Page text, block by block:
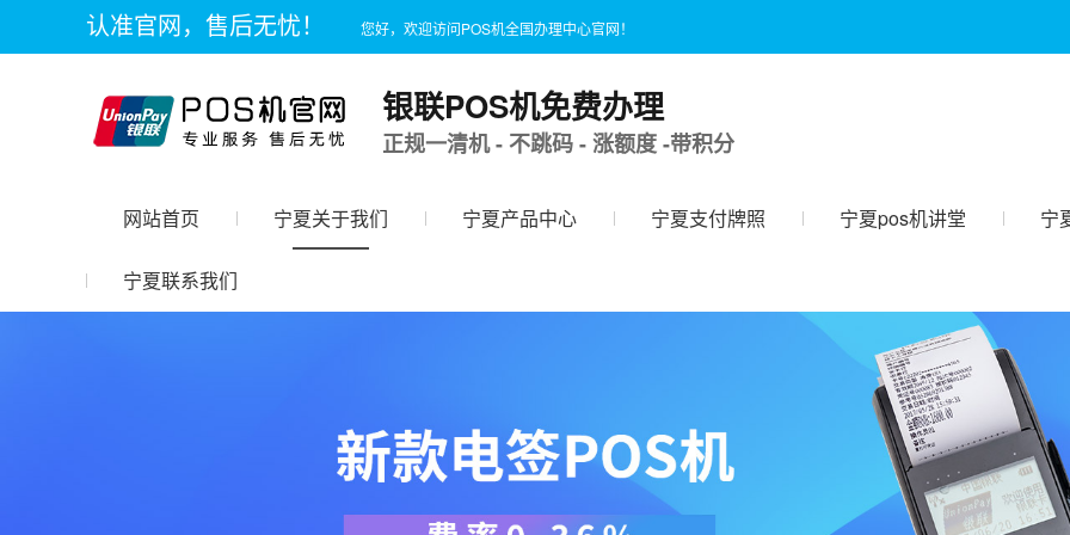
认准官网，售后无忧！ 您好，欢迎访问POS机全国办理中心官网！
银联POS机免费办理
正规一清机 - 不跳码 - 涨额度 -带积分
网站首页 宁夏关于我们 宁夏产品中心 宁夏支付牌照 宁夏pos机讲堂 宁
宁夏联系我们